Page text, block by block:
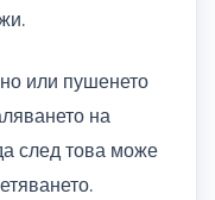
или пушенето
на
след това може